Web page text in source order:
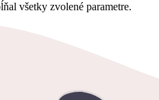
všetky zvolené parametre.